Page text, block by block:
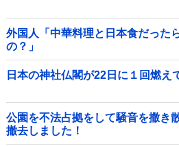
外国人「中華料理と日本食だった
の？」
日本の神社仏閣が22日に１回燃え
公園を不法占拠をして騒音を撒き
撤去しました！